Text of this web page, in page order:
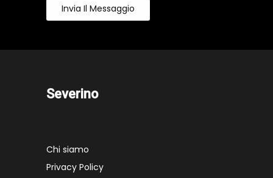
Invia Il Messaggio
Severino
Chi siamo
Privacy Policy